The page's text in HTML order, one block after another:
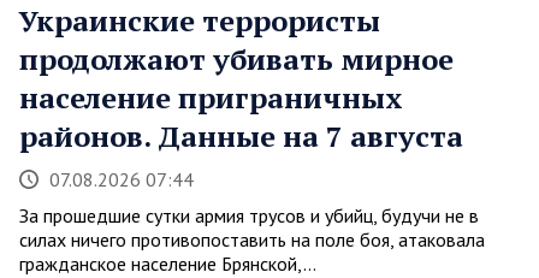
Украинские террористы
продолжают убивать мирное
население приграничных
районов. Данные на 7 августа
07.08.2026 07:44
За прошедшие сутки армия трусов и убийц, будучи не в
силах ничего противопоставить на поле боя, атаковала
гражданское население Брянской,…